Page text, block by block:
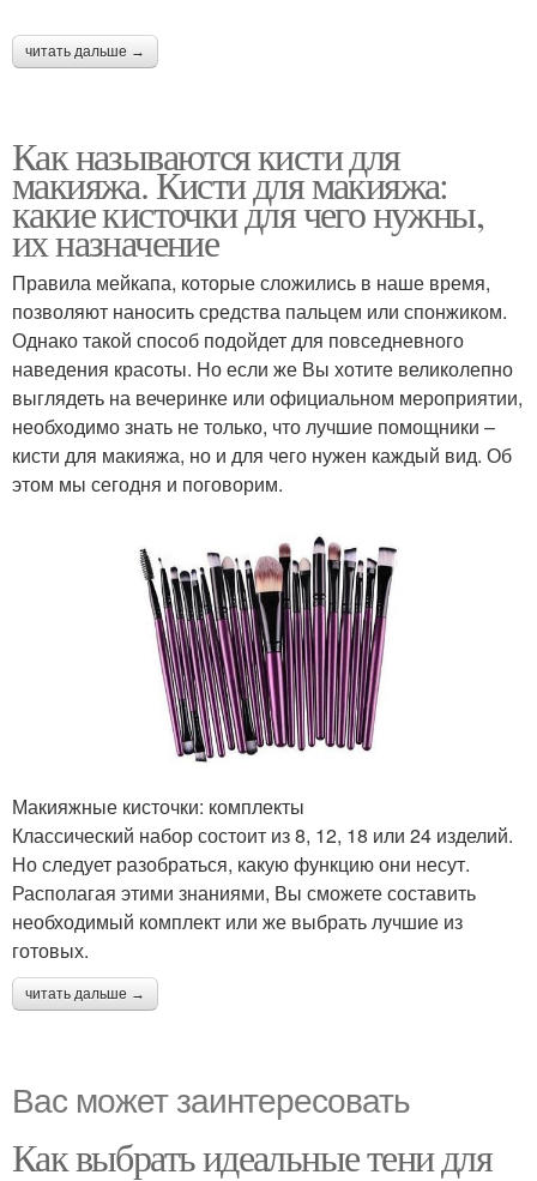
читать дальше →
Как называются кисти для
макияжа. Кисти для макияжа:
какие кисточки для чего нужны,
их назначение
Правила мейкапа, которые сложились в наше время,
позволяют наносить средства пальцем или спонжиком.
Однако такой способ подойдет для повседневного
наведения красоты. Но если же Вы хотите великолепно
выглядеть на вечеринке или официальном мероприятии,
необходимо знать не только, что лучшие помощники –
кисти для макияжа, но и для чего нужен каждый вид. Об
этом мы сегодня и поговорим.
Макияжные кисточки: комплекты
Классический набор состоит из 8, 12, 18 или 24 изделий.
Но следует разобраться, какую функцию они несут.
Располагая этими знаниями, Вы сможете составить
необходимый комплект или же выбрать лучшие из
готовых.
читать дальше →
Вас может заинтересовать
Как выбрать идеальные тени для